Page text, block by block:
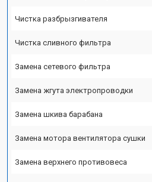
Чистка разбрызгивателя
Чистка сливного фильтра
Замена сетевого фильтра
Замена жгута электропроводки
Замена шкива барабана
Замена мотора вентилятора сушки
Замена верхнего противовеса